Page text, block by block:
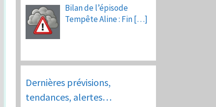
Bilan de l’épisode
Tempête Aline : Fin[…]
Dernières prévisions,
tendances, alertes…